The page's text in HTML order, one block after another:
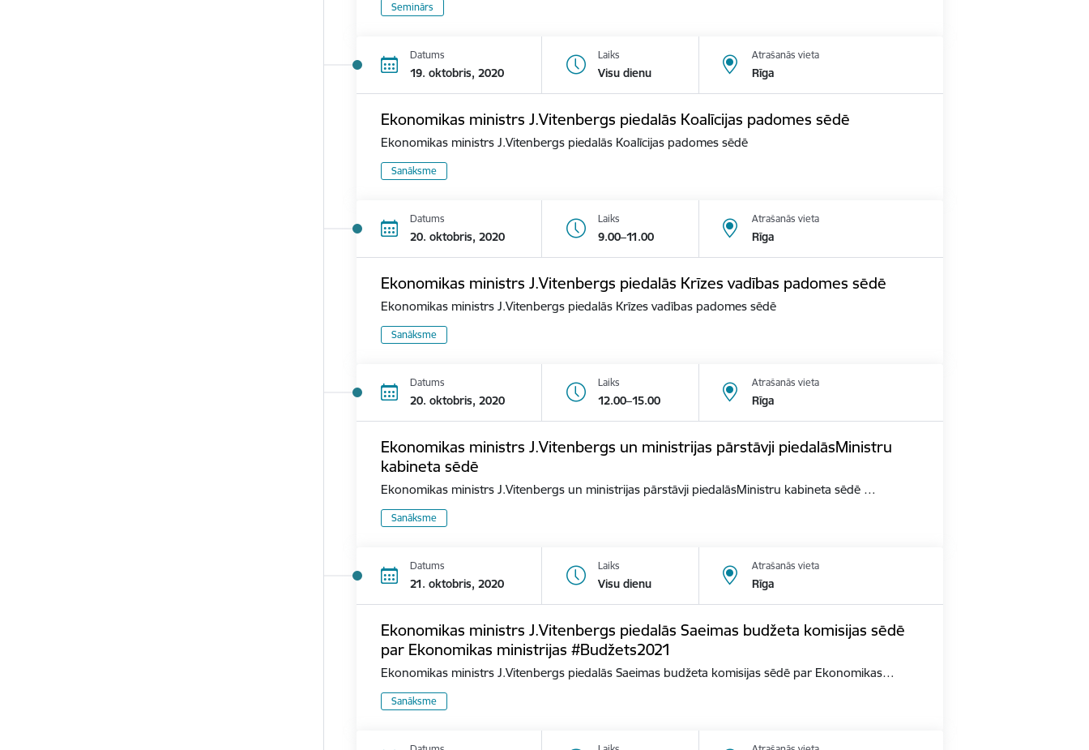
Seminārs
Datums
19. oktobris, 2020
Laiks
Visu dienu
Atrašanās vieta
Rīga
Ekonomikas ministrs J.Vitenbergs piedalās Koalīcijas padomes sēdē
Ekonomikas ministrs J.Vitenbergs piedalās Koalīcijas padomes sēdē
Sanāksme
Datums
20. oktobris, 2020
Laiks
9.00–11.00
Atrašanās vieta
Rīga
Ekonomikas ministrs J.Vitenbergs piedalās Krīzes vadības padomes sēdē
Ekonomikas ministrs J.Vitenbergs piedalās Krīzes vadības padomes sēdē
Sanāksme
Datums
20. oktobris, 2020
Laiks
12.00–15.00
Atrašanās vieta
Rīga
Ekonomikas ministrs J.Vitenbergs un ministrijas pārstāvji piedalāsMinistru
kabineta sēdē
Ekonomikas ministrs J.Vitenbergs un ministrijas pārstāvji piedalāsMinistru kabineta sēdē …
Sanāksme
Datums
21. oktobris, 2020
Laiks
Visu dienu
Atrašanās vieta
Rīga
Ekonomikas ministrs J.Vitenbergs piedalās Saeimas budžeta komisijas sēdē
par Ekonomikas ministrijas #Budžets2021
Ekonomikas ministrs J.Vitenbergs piedalās Saeimas budžeta komisijas sēdē par Ekonomikas…
Sanāksme